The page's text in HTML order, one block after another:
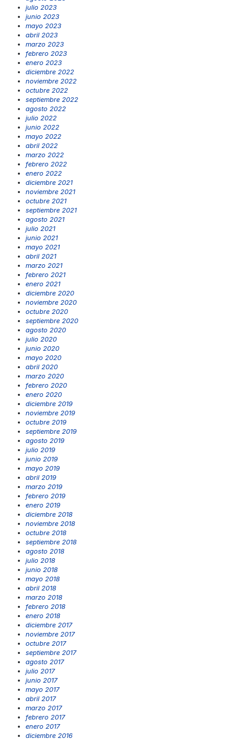
julio 2023
junio 2023
mayo 2023
abril 2023
marzo 2023
febrero 2023
enero 2023
diciembre 2022
noviembre 2022
octubre 2022
septiembre 2022
agosto 2022
julio 2022
junio 2022
mayo 2022
abril 2022
marzo 2022
febrero 2022
enero 2022
diciembre 2021
noviembre 2021
octubre 2021
septiembre 2021
agosto 2021
julio 2021
junio 2021
mayo 2021
abril 2021
marzo 2021
febrero 2021
enero 2021
diciembre 2020
noviembre 2020
octubre 2020
septiembre 2020
agosto 2020
julio 2020
junio 2020
mayo 2020
abril 2020
marzo 2020
febrero 2020
enero 2020
diciembre 2019
noviembre 2019
octubre 2019
septiembre 2019
agosto 2019
julio 2019
junio 2019
mayo 2019
abril 2019
marzo 2019
febrero 2019
enero 2019
diciembre 2018
noviembre 2018
octubre 2018
septiembre 2018
agosto 2018
julio 2018
junio 2018
mayo 2018
abril 2018
marzo 2018
febrero 2018
enero 2018
diciembre 2017
noviembre 2017
octubre 2017
septiembre 2017
agosto 2017
julio 2017
junio 2017
mayo 2017
abril 2017
marzo 2017
febrero 2017
enero 2017
diciembre 2016